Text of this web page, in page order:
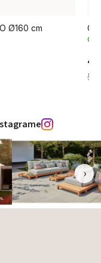
Ø160 cm
4
5
›